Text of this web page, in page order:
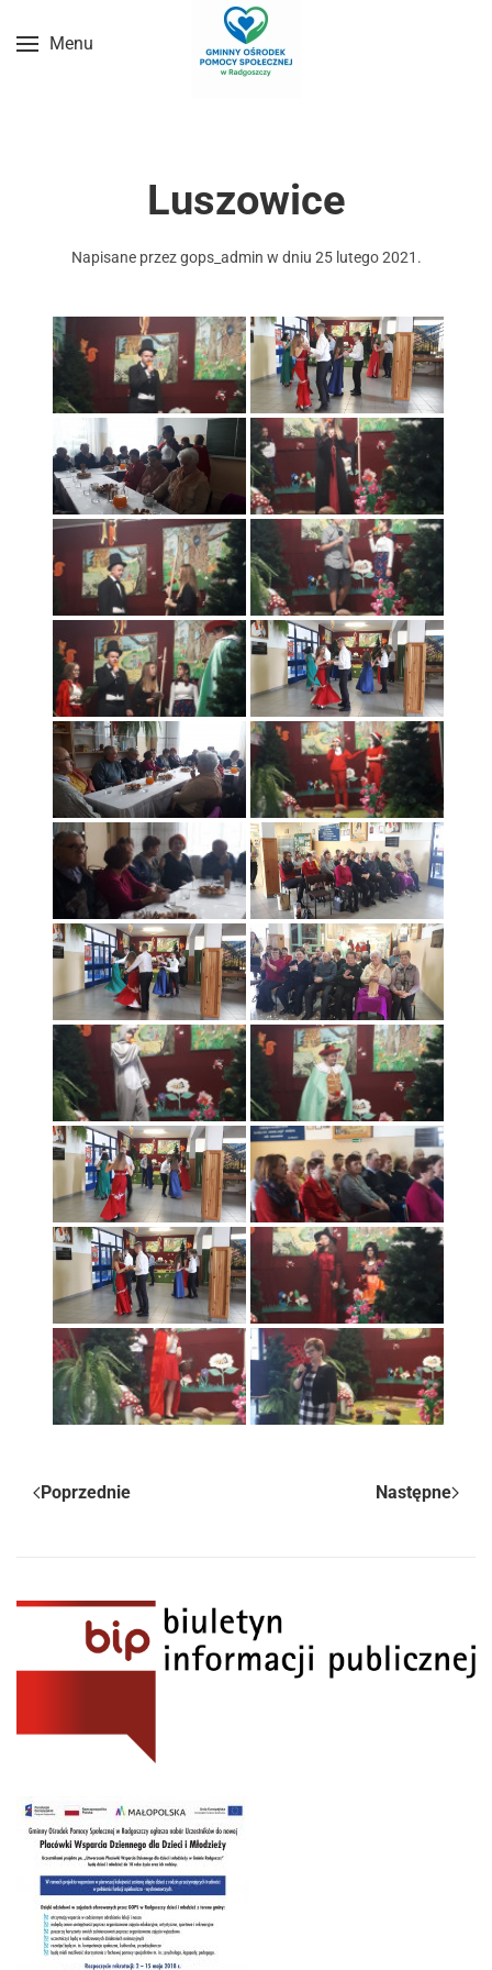
Przejdź do treści głównej
Menu
Luszowice
Napisane przezgops_admin w dniu 25 lutego 2021 .
Poprzednie Następne